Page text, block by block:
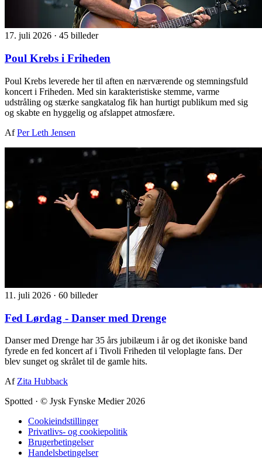
17. juli 2026 · 45 billeder
Poul Krebs i Friheden
Poul Krebs leverede her til aften en nærværende og stemningsfuld
koncert i Friheden. Med sin karakteristiske stemme, varme
udstråling og stærke sangkatalog fik han hurtigt publikum med sig
og skabte en hyggelig og afslappet atmosfære.
AfPer Leth Jensen
11. juli 2026 · 60 billeder
Fed Lørdag - Danser med Drenge
Danser med Drenge har 35 års jubilæum i år og det ikoniske band
fyrede en fed koncert af i Tivoli Friheden til veloplagte fans. Der
blev sunget og skrålet til de gamle hits.
Af Zita Hubback
Spotted · © Jysk Fynske Medier 2026
Cookieindstillinger
Privatlivs- og cookiepolitik
Brugerbetingelser
Handelsbetingelser